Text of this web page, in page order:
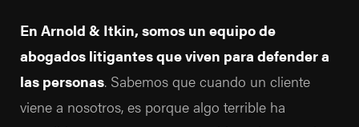
En Arnold & Itkin, somos un equipo de
abogados litigantes que viven para defender a
las personas. Sabemos que cuando un cliente
viene a nosotros, es porque algo terrible ha